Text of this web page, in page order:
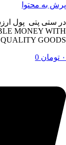
پرش به محتوا
MONEY WITH
QUALITY GOODS
۰ تومان 0